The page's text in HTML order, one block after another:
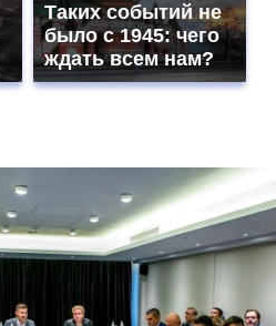
Таких событий не
было с 1945: чего
ждать всем нам?